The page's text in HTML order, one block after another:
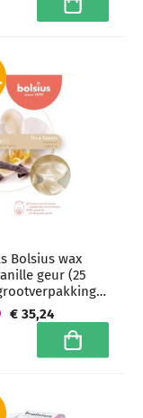
In
Bolsius wax
geur (25
€ 35,24
In